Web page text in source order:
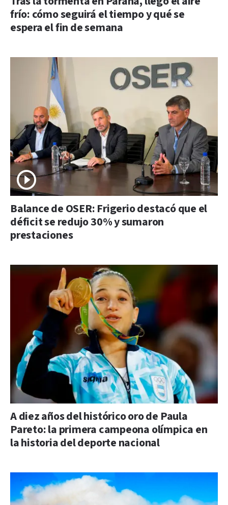
frío: cómo seguirá el tiempo y qué se
espera el fin de semana
Balance de OSER: Frigerio destacó que el
déficit se redujo 30% y sumaron
prestaciones
A diez años del histórico oro de Paula
Pareto: la primera campeona olímpica en
la historia del deporte nacional